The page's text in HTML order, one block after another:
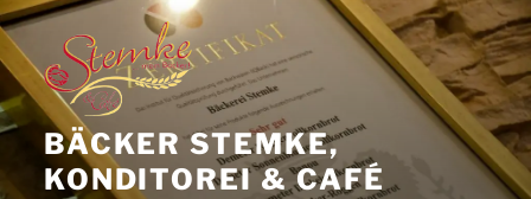
Zum
Inhalt
springen
BÄCKER STEMKE,
KONDITOREI & CAFÉ